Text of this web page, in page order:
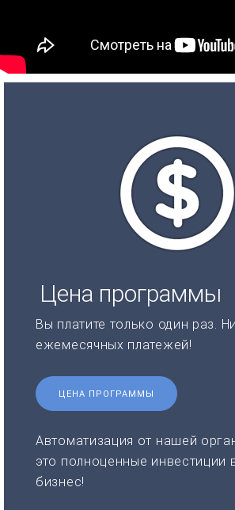
Цена программы
Вы платите только один раз.
ежемесячных платежей!
ЦЕНА ПРОГРАММЫ
Автоматизация от нашей
это полноценные инвестиции
бизнес!